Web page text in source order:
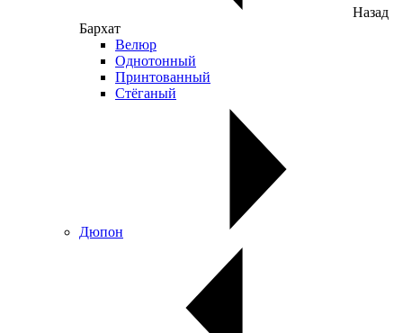
Назад
Бархат
Велюр
Однотонный
Принтованный
Стёганый
Дюпон